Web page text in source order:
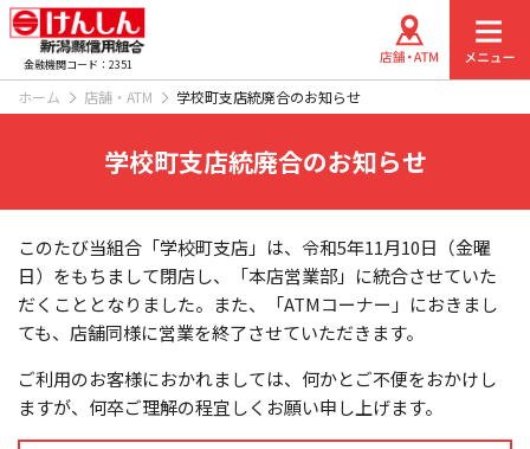
金融機関コード：2351
ホーム 店舗・ATM 学校町支店統廃合のお知らせ
学校町支店統廃合のお知らせ
このたび当組合「学校町支店」は、令和5年11月10日（金曜
日）をもちまして閉店し、「本店営業部」に統合させていた
だくこととなりました。また、「ATMコーナー」におきまし
ても、店舗同様に営業を終了させていただきます。
ご利用のお客様におかれましては、何かとご不便をおかけし
ますが、何卒ご理解の程宜しくお願い申し上げます。